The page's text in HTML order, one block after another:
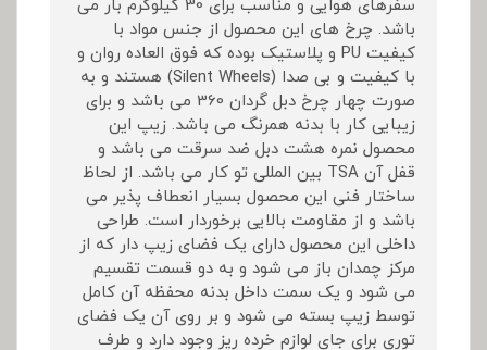
سفرهای هوایی و مناسب برای 30 کیلوگرم بار می
باشد. چرخ های این محصول از جنس مواد با
کیفیت PU و پلاستیک بوده که فوق العاده روان و
با کیفیت و بی صدا (Silent Wheels) هستند و به
صورت چهار چرخ دبل گردان 360 می باشد و برای
زیبایی کار با بدنه همرنگ می باشد. زیپ این
محصول نمره هشت دبل ضد سرقت می باشد و
قفل آن TSA بین المللی تو کار می باشد. از لحاظ
ساختار فنی این محصول بسیار انعطاف پذیر می
باشد و از مقاومت بالایی برخوردار است. طراحی
داخلی این محصول دارای یک فضای زیپ دار که از
مرکز چمدان باز می شود و به دو قسمت تقسیم
می شود و یک سمت داخل بدنه محفظه آن کامل
توسط زیپ بسته می شود و بر روی آن یک فضای
توری برای جای لوازم خرده ریز وجود دارد و طرف